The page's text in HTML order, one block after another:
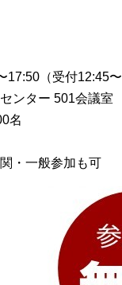
（受付12:45〜
ンター 501会議室
名
・一般参加も可